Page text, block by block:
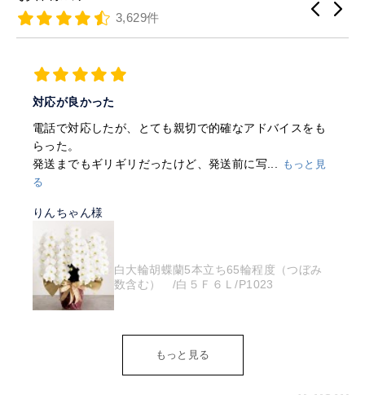
3,629件
対応が良かった
電話で対応したが、とても親切で的確なアドバイスをも
らった。
発送までもギリギリだったけど、発送前に写...
もっと見
る
りんちゃん様
白大輪胡蝶蘭5本立ち65輪程度（つぼみ
数含む） /白５Ｆ６Ｌ/P1023
もっと見る